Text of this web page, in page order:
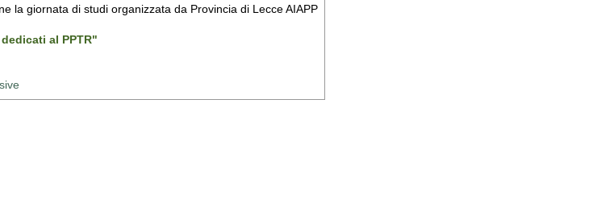
la giornata di studi organizzata da Provincia di Lecce AIAPP
al PPTR"